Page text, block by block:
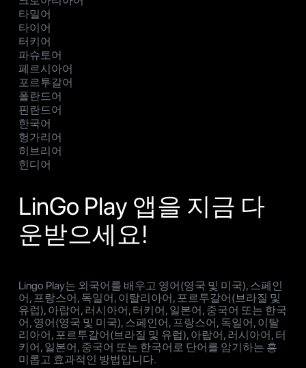
타밀어
타이어
터키어
파슈토어
페르시아어
포르투갈어
폴란드어
핀란드어
한국어
헝가리어
히브리어
힌디어
LinGo Play 앱을 지금 다
운받으세요!
Lingo Play는 외국어를 배우고 영어(영국 및 미국), 스페인
어, 프랑스어, 독일어, 이탈리아어, 포르투갈어(브라질 및
유럽), 아랍어, 러시아어, 터키어, 일본어, 중국어 또는 한국
어, 영어(영국 및 미국), 스페인어, 프랑스어, 독일어, 이탈
리아어, 포르투갈어(브라질 및 유럽), 아랍어, 러시아어, 터
키어, 일본어, 중국어 또는 한국어로 단어를 암기하는 흥
미롭고 효과적인 방법입니다.